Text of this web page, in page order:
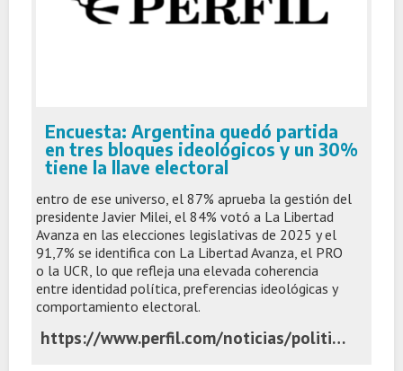
Encuesta: Argentina quedó partida
en tres bloques ideológicos y un 30%
tiene la llave electoral
entro de ese universo, el 87% aprueba la gestión del
presidente Javier Milei, el 84% votó a La Libertad
Avanza en las elecciones legislativas de 2025 y el
91,7% se identifica con La Libertad Avanza, el PRO
o la UCR, lo que refleja una elevada coherencia
entre identidad política, preferencias ideológicas y
comportamiento electoral.
https://www.perfil.com/noticias/politica/encuesta-la-argentina-quedo-partida-en-tres-bloques-ideologicos-y-un-30-tiene-la-llave-electoral.phtml